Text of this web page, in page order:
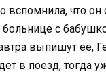
вспомнила, что
с
выпишут ее,
в поезд, тогда